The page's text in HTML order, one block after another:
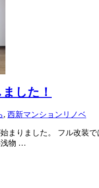
した！
, 西新マンションリノベ
まりました。 フル改装
浅物 …